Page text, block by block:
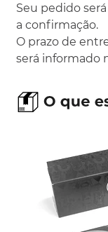
Seu pedido
a confirmação.
O prazo de
será informado